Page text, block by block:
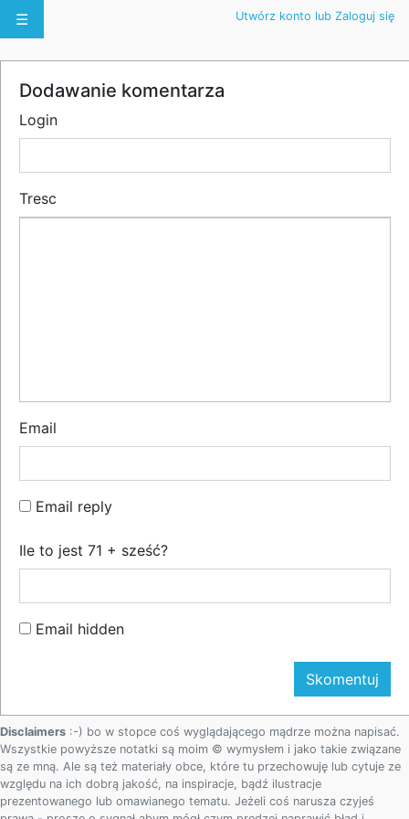
☰ Utwórz konto lub Zaloguj się
Dodawanie komentarza
Login
Tresc
Email
Email reply
Ile to jest 71 + sześć?
Email hidden
Disclaimers :-) bo w stopce coś wyglądającego mądrze można napisać.
Wszystkie powyższe notatki są moim © wymysłem i jako takie związane
są ze mną. Ale są też materiały obce, które tu przechowuję lub cytuje ze
względu na ich dobrą jakość, na inspiracje, bądź ilustracje
prezentowanego lub omawianego tematu. Jeżeli coś narusza czyjeś